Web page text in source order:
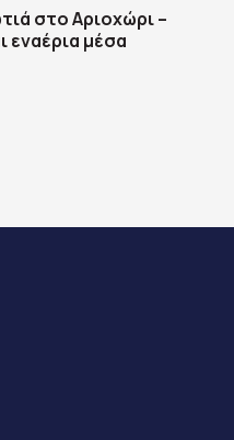
στο Αριοχώρι –
εναέρια μέσα